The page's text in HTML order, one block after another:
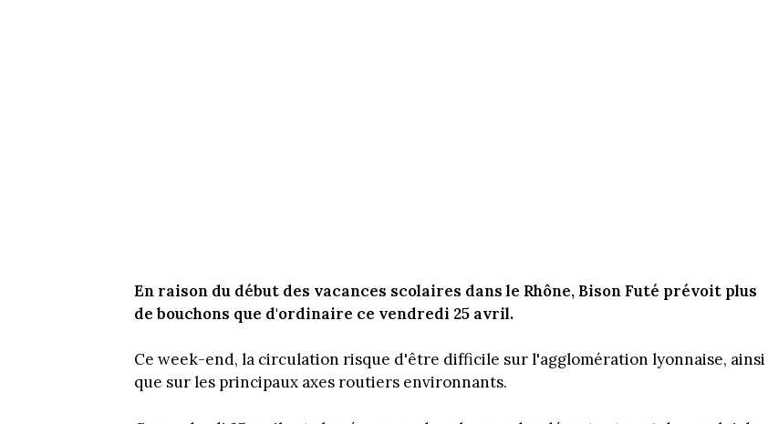
En raison du début des vacances scolaires dans le Rhône, Bison Futé prévoit plus
de bouchons que d'ordinaire ce vendredi 25 avril.
Ce week-end, la circulation risque d'être difficile sur l'agglomération lyonnaise, ainsi
que sur les principaux axes routiers environnants.